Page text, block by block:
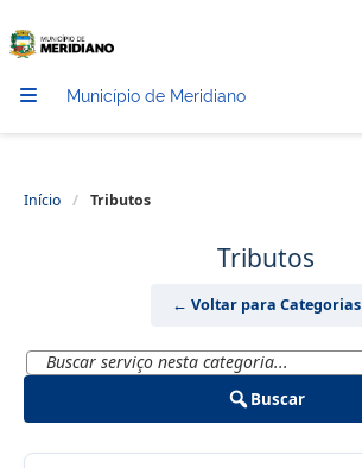
Município de Meridiano
Início / Tributos
Tributos
← Voltar para Categorias
Buscar